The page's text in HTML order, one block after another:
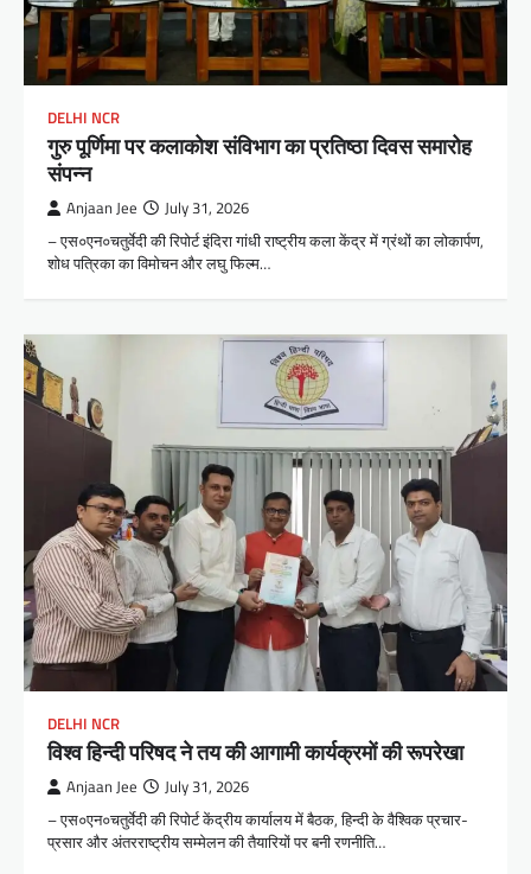
DELHI NCR
गुरु पूर्णिमा पर कलाकोश संविभाग का प्रतिष्ठा दिवस समारोह
संपन्न
Anjaan Jee July 31, 2026
– एस०एन०चतुर्वेदी की रिपोर्ट इंदिरा गांधी राष्ट्रीय कला केंद्र में ग्रंथों का लोकार्पण,
शोध पत्रिका का विमोचन और लघु फिल्म…
DELHI NCR
विश्व हिन्दी परिषद ने तय की आगामी कार्यक्रमों की रूपरेखा
Anjaan Jee July 31, 2026
– एस०एन०चतुर्वेदी की रिपोर्ट केंद्रीय कार्यालय में बैठक, हिन्दी के वैश्विक प्रचार-
प्रसार और अंतरराष्ट्रीय सम्मेलन की तैयारियों पर बनी रणनीति…